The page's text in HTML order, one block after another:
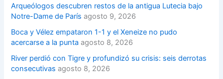
Arqueólogos descubren restos de la antigua Lutecia bajo
Notre-Dame de París agosto 9, 2026
Boca y Vélez empataron 1-1 y el Xeneize no pudo
acercarse a la punta agosto 8, 2026
River perdió con Tigre y profundizó su crisis: seis derrotas
consecutivas agosto 8, 2026